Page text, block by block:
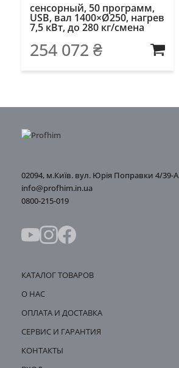
сенсорный, 50 программ,
USB, вал 1400×Ø250, нагрев
7,5 кВт, до 280 кг/смена
254 072 ₴
02094, м.Київ. вул. Юрія Поправки 4/39-А
info@profhim.in.ua
0800-215-019
КАТАЛОГ ТОВАРОВ
О НАС
ОПЛАТА И ДОСТАВКА
СЕРВИС И ГАРАНТИЯ
КОНТАКТЫ